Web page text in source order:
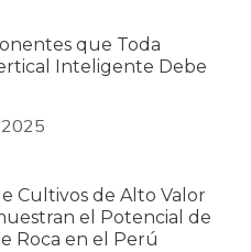
que Toda
Inteligente Debe
2025
Cultivos de Alto Valor
el Potencial de
Roca en el Perú